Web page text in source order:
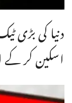
دنیا کی بڑی
اسکین کر